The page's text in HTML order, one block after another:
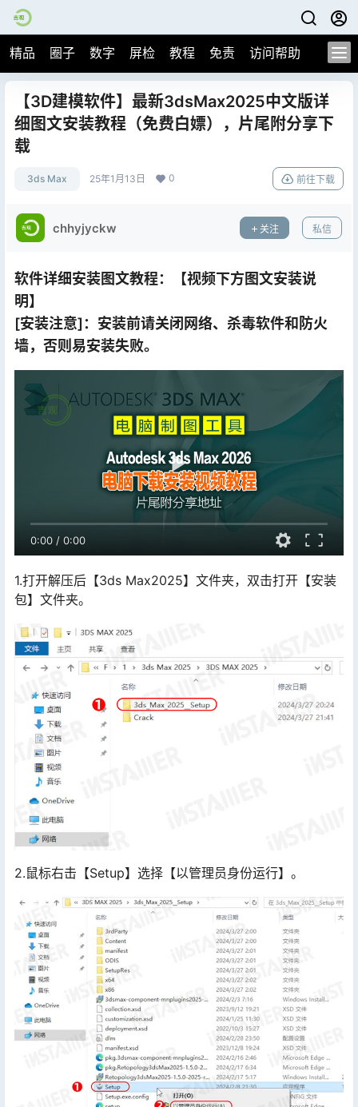
精品 圈子 数字 屏检 教程 免责 访问帮助
【3D建模软件】最新3dsMax2025中文版详
细图文安装教程（免费白嫖），片尾附分享下
载
3ds Max 25年1月13日 0 前往下载
chhyjyckw 关注 私信
软件详细安装图文教程：【视频下方图文安装说
明】
[安装注意]：安装前请关闭网络、杀毒软件和防火
墙，否则易安装失败。
0:00 / 0:00
1.打开解压后【3ds Max2025】文件夹，双击打开【安装
包】文件夹。
2.鼠标右击【Setup】选择【以管理员身份运行】。